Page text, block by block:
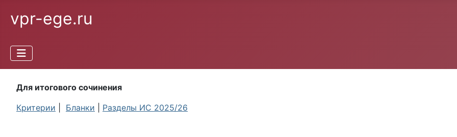
vpr-ege.ru
Для итогового сочинения
Критерии
Бланки Разделы ИС 2025/26